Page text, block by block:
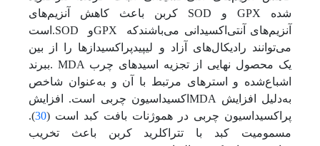
کربن باعث کاهش آنزیم‌های SOD و GPX شده
است.SOD وGPX آنزیم‌های آنتی‌اکسیدانی می‌باشندکه‌
می‌توانند رادیکال‌های آزاد و لیپیدپراکسیدازها را از بین
ببرند. MDA یک محصول نهایی از تجزیه اسیدهای چرب
اشباع‌شده و استرهای مرتبط با آن و به‌عنوان شاخص
اکسیداسیون چربی است. افزایشMDA به‌دلیل افزایش
پراکسیداسیون چربی در هموژنات بافت کبد است (30
).
مسمومیت کبد با ‌تتراکلرید کربن باعث تخریب